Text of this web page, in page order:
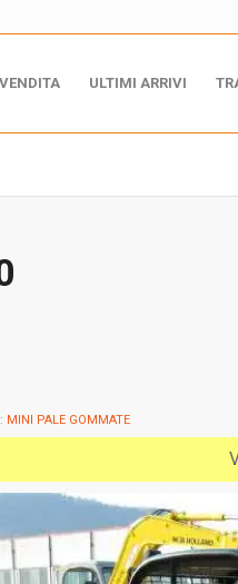
VENDITA ULTIMI ARRIVI
MINI PALE GOMMATE